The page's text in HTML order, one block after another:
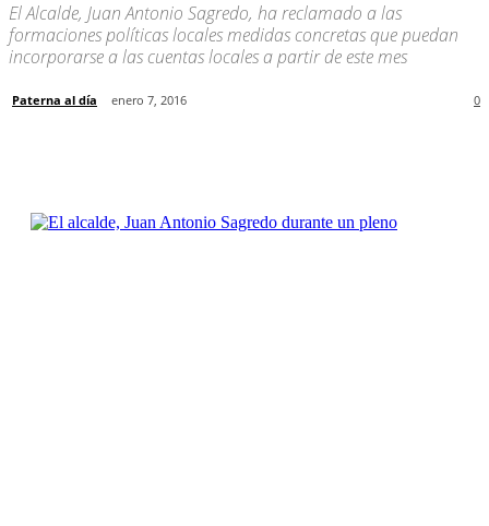
El Alcalde, Juan Antonio Sagredo, ha reclamado a las
formaciones políticas locales medidas concretas que puedan
incorporarse a las cuentas locales a partir de este mes
Paterna al día enero 7, 2016 0